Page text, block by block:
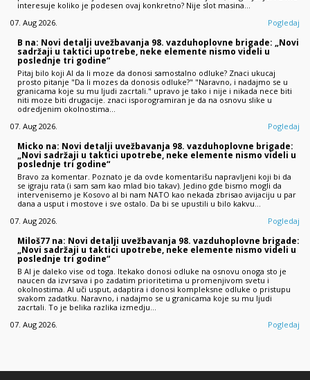
interesuje koliko je podesen ovaj konkretno? Nije slot masina…
07. Aug 2026.
Pogledaj
B na: Novi detalji uvežbavanja 98. vazduhoplovne brigade: „Novi
sadržaji u taktici upotrebe, neke elemente nismo videli u
poslednje tri godine“
Pitaj bilo koji AI da li moze da donosi samostalno odluke? Znaci ukucaj
prosto pitanje "Da li mozes da donosis odluke?" "Naravno, i nadajmo se u
granicama koje su mu ljudi zacrtali." upravo je tako i nije i nikada nece biti
niti moze biti drugacije. znaci isporogramiran je da na osnovu slike u
odredjenim okolnostima…
07. Aug 2026.
Pogledaj
Micko na: Novi detalji uvežbavanja 98. vazduhoplovne brigade:
„Novi sadržaji u taktici upotrebe, neke elemente nismo videli u
poslednje tri godine“
Bravo za komentar. Poznato je da ovde komentarišu napravljeni koji bi da
se igraju rata (i sam sam kao mlad bio takav). Jedino gde bismo mogli da
intervenisemo je Kosovo al bi nam NATO kao nekada zbrisao avijaciju u par
dana a usput i mostove i sve ostalo. Da bi se upustili u bilo kakvu…
07. Aug 2026.
Pogledaj
Miloš77 na: Novi detalji uvežbavanja 98. vazduhoplovne brigade:
„Novi sadržaji u taktici upotrebe, neke elemente nismo videli u
poslednje tri godine“
B AI je daleko vise od toga. Itekako donosi odluke na osnovu onoga sto je
naucen da izvrsava i po zadatim prioritetima u promenjivom svetu i
okolnostima. AI uči usput, adaptira i donosi kompleksne odluke o pristupu
svakom zadatku. Naravno, i nadajmo se u granicama koje su mu ljudi
zacrtali. To je belika razlika izmedju…
07. Aug 2026.
Pogledaj